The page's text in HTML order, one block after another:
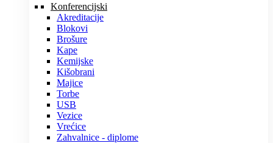
Konferencijski
Akreditacije
Blokovi
Brošure
Kape
Kemijske
Kišobrani
Majice
Torbe
USB
Vezice
Vrećice
Zahvalnice - diplome